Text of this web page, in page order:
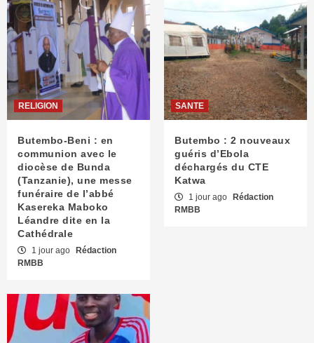
RELIGION
Butembo-Beni : en
communion avec le
diocèse de Bunda
(Tanzanie), une messe
funéraire de l’abbé
Kasereka Maboko
Léandre dite en la
Cathédrale
1 jour ago Rédaction
RMBB
SANTE
Butembo : 2 nouveaux
guéris d’Ebola
déchargés du CTE
Katwa
1 jour ago Rédaction
RMBB